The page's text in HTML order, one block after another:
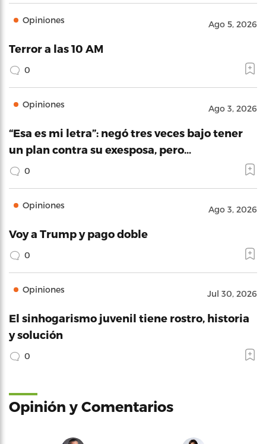
Opiniones Ago 5, 2026
Terror a las 10 AM
0
Opiniones Ago 3, 2026
“Esa es mi letra”: negó tres veces bajo tener
un plan contra su exesposa, pero…
0
Opiniones Ago 3, 2026
Voy a Trump y pago doble
0
Opiniones Jul 30, 2026
El sinhogarismo juvenil tiene rostro, historia
y solución
0
Opinión y Comentarios